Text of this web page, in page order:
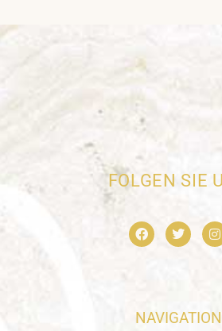
FOLGEN SIE
NAVIGATION